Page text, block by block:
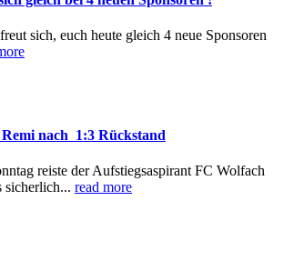
sich, euch heute gleich 4 neue Sponsoren
nach 1:3 Rückstand
reiste der Aufstiegsaspirant FC Wolfach
sicherlich... read more